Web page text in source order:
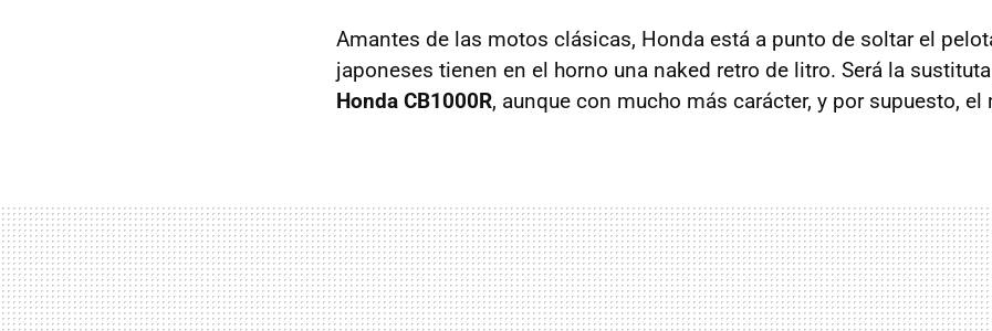
Amantes de las motos clásicas, Honda está a punto de soltar el
japoneses tienen en el horno una naked retro de litro. Será la
Honda CB1000R, aunque con mucho más carácter, y por supuesto, el